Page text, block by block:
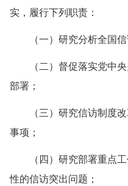
实，履行下列职责：
（一）研究分析全国信
（二）督促落实党中央
部署；
（三）研究信访制度改
事项；
（四）研究部署重点工
性的信访突出问题；